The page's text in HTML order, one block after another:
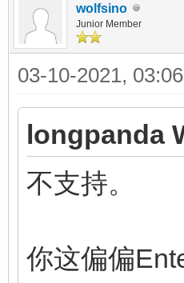
wolfsino
Junior Member
03-10-2021,
longpanda
不支持。
你这偏偏